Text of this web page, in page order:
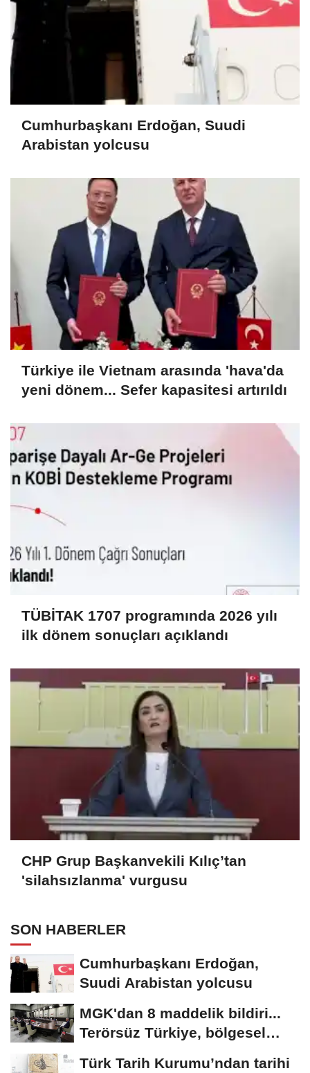
Cumhurbaşkanı Erdoğan, Suudi
Arabistan yolcusu
Türkiye ile Vietnam arasında 'hava'da
yeni dönem... Sefer kapasitesi artırıldı
TÜBİTAK 1707 programında 2026 yılı
ilk dönem sonuçları açıklandı
CHP Grup Başkanvekili Kılıç’tan
'silahsızlanma' vurgusu
SON HABERLER
Cumhurbaşkanı Erdoğan,
Suudi Arabistan yolcusu
MGK'dan 8 maddelik bildiri...
Terörsüz Türkiye, bölgesel
Türk Tarih Kurumu’ndan tarihi